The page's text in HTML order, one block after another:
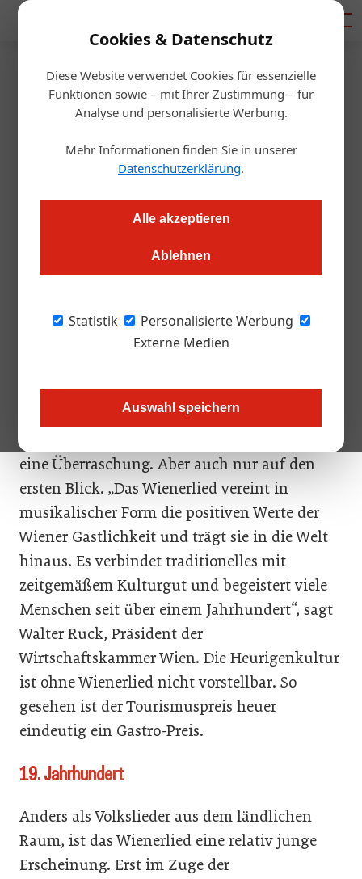
Cookies & Datenschutz
Diese Website verwendet Cookies für essenzielle
Funktionen sowie – mit Ihrer Zustimmung – für
Analyse und personalisierte Werbung.
Mehr Informationen finden Sie in unserer
Datenschutzerklärung.
Alle akzeptieren
Ablehnen
Statistik
Personalisierte Werbung
Externe Medien
Auswahl speichern
Startseite/Gastro & Hotel
Ein Tourismuspreis für das
„Wienerlied“
Als musikalisches Kulturgut ist das Wienerlied ein
Tourismusfaktor. Dafür wurde es geehrt.
Touristisch gesehen kennt man in Wien den
Steffl, Schönbrunn oder die vergangenes Jahr
Publikumsmagnet. Dass der Tourismuspreis
der Hauptstadt heuer an das immaterielle
eine Überraschung. Aber auch nur auf den
ersten Blick. „Das Wienerlied vereint in
musikalischer Form die positiven Werte der
Wiener Gastlichkeit und trägt sie in die Welt
hinaus. Es verbindet traditionelles mit
zeitgemäßem Kulturgut und begeistert viele
Menschen seit über einem Jahrhundert“, sagt
Walter Ruck, Präsident der
Wirtschaftskammer Wien. Die Heurigenkultur
ist ohne Wienerlied nicht vorstellbar. So
gesehen ist der Tourismuspreis heuer
eindeutig ein Gastro-Preis.
19. Jahrhundert
Anders als Volkslieder aus dem ländlichen
Raum, ist das Wienerlied eine relativ junge
Erscheinung. Erst im Zuge der